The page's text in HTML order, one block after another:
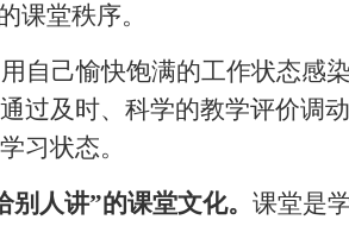
课堂秩序。
自己愉快饱满的工作状态感
过及时、科学的教学评价调
习状态。
人讲”的课堂文化。 课堂是